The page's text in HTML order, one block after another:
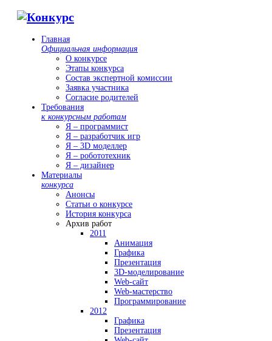
Главная
Официальная информация
О конкурсе
Этапы конкурса
Состав экспертной комиссии
Заявка участника
Согласие родителей
Требования
к конкурсным работам
Я – программист
Я – разработчик игр
Я – 3D моделлер
Я – робототехник
Я – дизайнер
Материалы
конкурса
Анонсы
Статьи о конкурсе
История конкурса
Архив работ
2011
Анимация
Графика
Презентация
3D-моделирование
Web-сайт
Web-мастерство
Программирование
2012
Графика
Презентация